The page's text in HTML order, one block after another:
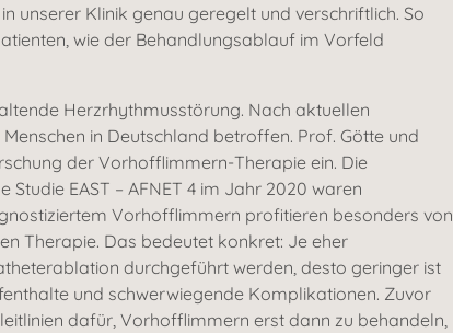
unserer Klinik genau geregelt und verschriftlich. So
wie der Behandlungsablauf im Vorfeld
Herzrhythmusstörung. Nach aktuellen
in Deutschland betroffen. Prof. Götte und
der Vorhofflimmern-Therapie ein. Die
EAST – AFNET 4 im Jahr 2020 waren
Vorhofflimmern profitieren besonders von
Therapie. Das bedeutet konkret: Je eher
durchgeführt werden, desto geringer ist
und schwerwiegende Komplikationen. Zuvor
dafür, Vorhofflimmern erst dann zu behandeln,